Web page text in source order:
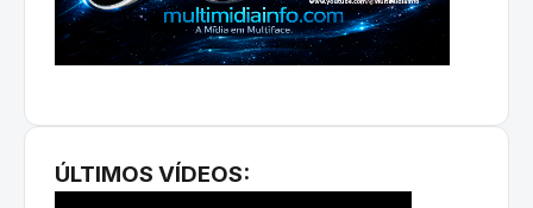
ÚLTIMOS VÍDEOS: